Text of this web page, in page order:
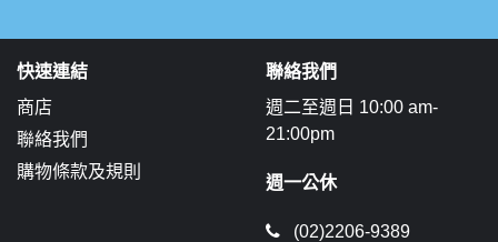
快速連結
商店
聯絡我們
購物條款及規則
聯絡我們
週二至週日 10:00 am-
21:00pm
週一公休
(02)2206-9389